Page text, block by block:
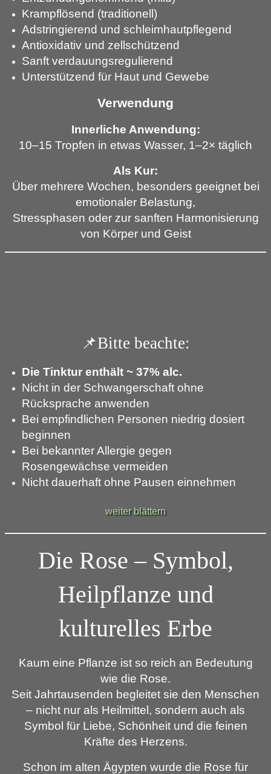
Krampflösend (traditionell)
Adstringierend und schleimhautpflegend
Antioxidativ und zellschützend
Sanft verdauungsregulierend
Unterstützend für Haut und Gewebe
Verwendung
Innerliche Anwendung:
10–15 Tropfen in etwas Wasser, 1–2× täglich
Als Kur:
Über mehrere Wochen, besonders geeignet bei
emotionaler Belastung,
Stressphasen oder zur sanften Harmonisierung
von Körper und Geist
📌Bitte beachte:
Die Tinktur enthält ~ 37% alc.
Nicht in der Schwangerschaft ohne
Rücksprache anwenden
Bei empfindlichen Personen niedrig dosiert
beginnen
Bei bekannter Allergie gegen
Rosengewächse vermeiden
Nicht dauerhaft ohne Pausen einnehmen
weiter blättern
Die Rose – Symbol,
Heilpflanze und
kulturelles Erbe
Kaum eine Pflanze ist so reich an Bedeutung
wie die Rose.
Seit Jahrtausenden begleitet sie den Menschen
– nicht nur als Heilmittel, sondern auch als
Symbol für Liebe, Schönheit und die feinen
Kräfte des Herzens.
Schon im alten Ägypten wurde die Rose für